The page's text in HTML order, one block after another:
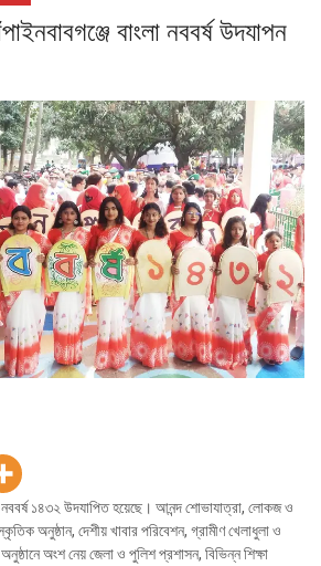
বাংলা নববর্ষ উদযাপন
নববর্ষ ১৪৩২ উদযাপিত হয়েছে। আনন্দ শোভাযাত্রা, লোকজ ও
অনুষ্ঠান, দেশীয় খাবার পরিবেশন, গ্রামীণ খেলাধুলা ও
অংশ নেয় জেলা ও পুলিশ প্রশাসন, বিভিন্ন শিক্ষা